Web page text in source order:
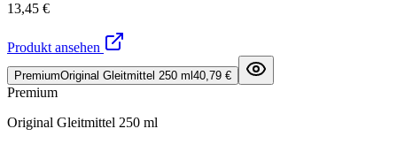
13,45 €
Produkt ansehen
PremiumOriginal Gleitmittel 250 ml 40,79 €
Premium
Original Gleitmittel 250 ml